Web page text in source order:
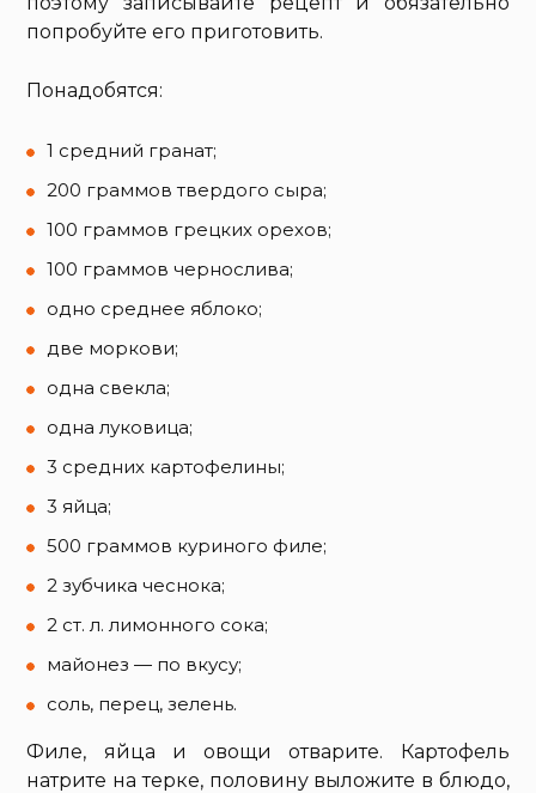
попробуйте его приготовить.
Понадобятся:
1 средний гранат;
200 граммов твердого сыра;
100 граммов грецких орехов;
100 граммов чернослива;
одно среднее яблоко;
две моркови;
одна свекла;
одна луковица;
3 средних картофелины;
3 яйца;
500 граммов куриного филе;
2 зубчика чеснока;
2 ст. л. лимонного сока;
майонез — по вкусу;
соль, перец, зелень.
Филе, яйца и овощи отварите. Картофель
натрите на терке, половину выложите в блюдо,